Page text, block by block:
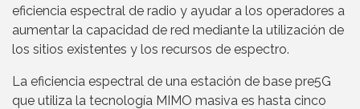
eficiencia espectral de radio y ayudar a los operadores a
aumentar la capacidad de red mediante la utilización de
los sitios existentes y los recursos de espectro.
La eficiencia espectral de una estación de base pre5G
que utiliza la tecnología MIMO masiva es hasta cinco